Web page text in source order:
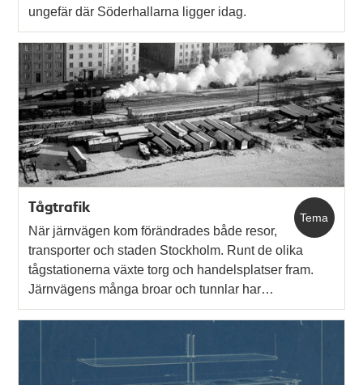
ungefär där Söderhallarna ligger idag.
Tema
Tågtrafik
När järnvägen kom förändrades både resor,
transporter och staden Stockholm. Runt de olika
tågstationerna växte torg och handelsplatser fram.
Järnvägens många broar och tunnlar har…